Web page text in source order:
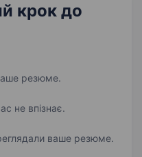
крок до
резюме.
не впізнає.
ваше резюме.